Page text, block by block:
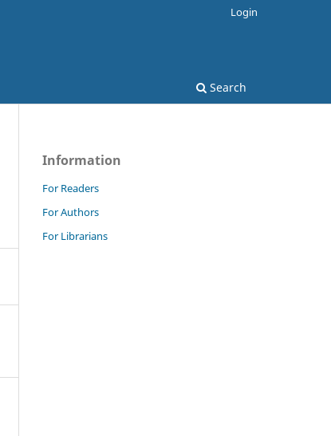
Search
Login
Information
For Readers
For Authors
For Librarians